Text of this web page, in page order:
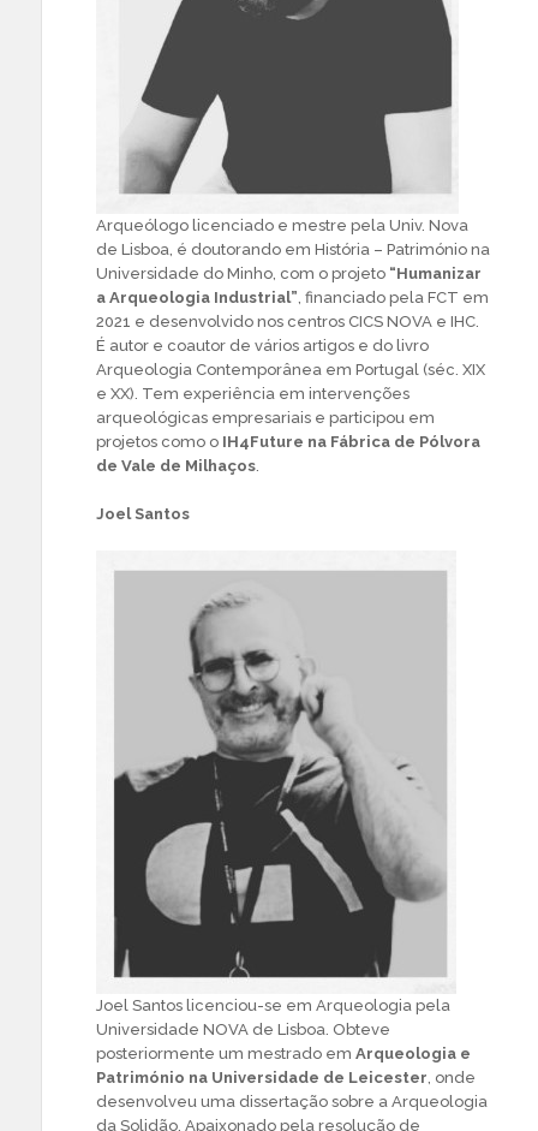
Arqueólogo licenciado e mestre pela Univ. Nova
de Lisboa, é doutorando em História – Património na
Universidade do Minho, com o projeto “Humanizar
a Arqueologia Industrial”, financiado pela FCT em
2021 e desenvolvido nos centros CICS NOVA e IHC.
É autor e coautor de vários artigos e do livro
Arqueologia Contemporânea em Portugal (séc. XIX
e XX). Tem experiência em intervenções
arqueológicas empresariais e participou em
projetos como o IH4Future na Fábrica de Pólvora
de Vale de Milhaços.
Joel Santos
Joel Santos licenciou-se em Arqueologia pela
Universidade NOVA de Lisboa. Obteve
posteriormente um mestrado em Arqueologia e
Património na Universidade de Leicester, onde
desenvolveu uma dissertação sobre a Arqueologia
da Solidão. Apaixonado pela resolução de